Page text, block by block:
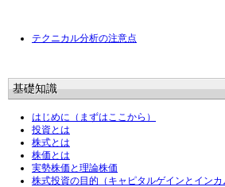
テクニカル分析の注意点
基礎知識
はじめに（まずはここから）
投資とは
株式とは
株価とは
実勢株価と理論株価
株式投資の目的（キャピタルゲインとインカ